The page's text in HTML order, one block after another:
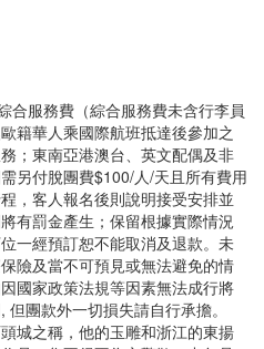
合服務費（綜合服務費未含行李員
籍華人乘國際航班抵達後參加之
；東南亞港澳台、英文配偶及非
另付脫團費$100/人/天且所有費用
，客人報名後則說明接受安排並
有罰金產生；保留根據實際情況
一經預訂恕不能取消及退款。未
險及當不可預見或無法避免的情
國家政策法規等因素無法成行將
團款外一切損失請自行承擔。
城之稱，他的玉雕和浙江的東揚